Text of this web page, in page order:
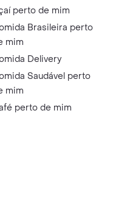
perto de mim
Brasileira perto
mim
Delivery
Saudável perto
mim
perto de mim